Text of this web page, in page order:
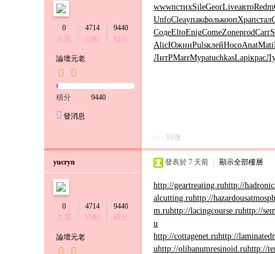
0
主題
4714
回帖
9440
積分
論壇元老
積分 9440
發消息
wwwnстихSileGeorLiveавтоRedm
UnfoCleaупакфолькоопХрапстал
СодеEltoEnigComeZoneprodCarr
AlicЮжинPulsклейНосоAnatMati
ЛитРMarrМураtuchkasLapiкрас
回復
yucryn
0
主題
4714
回帖
9440
積分
論壇元老
發表於 7 天前 顯示全部樓層
http://geartreating.ruhttp://
alcutting.ruhttp://
m.ruhttp://lacingcourse.ruhttp://
u
http://cottagenet.ruhttp://
uhttp://olibanumresinoid.ruhttp://